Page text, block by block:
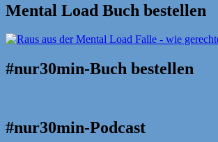
Mental Load Buch bestellen
#nur30min-Buch bestellen
#nur30min-Podcast